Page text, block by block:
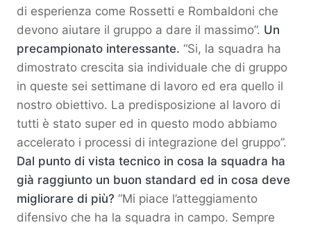
di esperienza come Rossetti e Rombaldoni che
devono aiutare il gruppo a dare il massimo”. Un
precampionato interessante. “Si, la squadra ha
dimostrato crescita sia individuale che di gruppo
in queste sei settimane di lavoro ed era quello il
nostro obiettivo. La predisposizione al lavoro di
tutti è stato super ed in questo modo abbiamo
accelerato i processi di integrazione del gruppo”.
Dal punto di vista tecnico in cosa la squadra ha
già raggiunto un buon standard ed in cosa deve
migliorare di più? “Mi piace l’atteggiamento
difensivo che ha la squadra in campo. Sempre